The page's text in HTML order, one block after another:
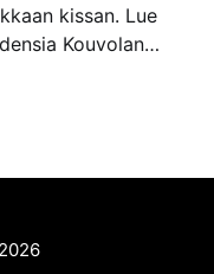
kissan. Lue
Kouvolan
alueelle.